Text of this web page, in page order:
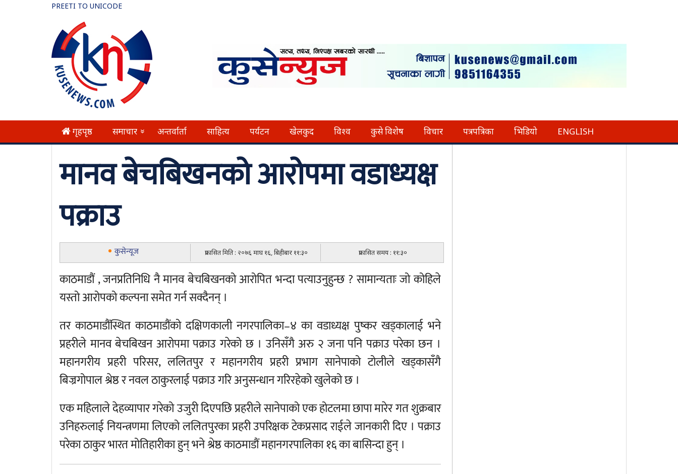
PREETI TO UNICODE
गृहपृष्ठ समाचार » अन्तर्वार्ता साहित्य पर्यटन खेलकुद विश्व कुसे विशेष विचार पत्रपत्रिका भिडियो ENGLISH
मानव बेचबिखनको आरोपमा वडाध्यक्ष
पक्राउ
कुसेन्यूज प्रकासित मिति : २०७६ माघ १६, बिहीबार ११:३० प्रकासित समय : ११:३०
काठमाडौं , जनप्रतिनिधि नै मानव बेचबिखनको आरोपित भन्दा पत्याउनुहुन्छ ? सामान्यताः जो कोहिले
यस्तो आरोपको कल्पना समेत गर्न सक्दैनन् ।
तर काठमाडौंस्थित काठमाडौंको दक्षिणकाली नगरपालिका–४ का वडाध्यक्ष पुष्कर खड्कालाई भने
प्रहरीले मानव बेचबिखन आरोपमा पक्राउ गरेको छ । उनिसँगै अरु २ जना पनि पक्राउ परेका छन ।
महानगरीय प्रहरी परिसर, ललितपुर र महानगरीय प्रहरी प्रभाग सानेपाको टोलीले खड्कासँगै
बिज्रगोपाल श्रेष्ठ र नवल ठाकुरलाई पक्राउ गरि अनुसन्धान गरिरहेको खुलेको छ ।
एक महिलाले देहव्यापार गरेको उजुरी दिएपछि प्रहरीले सानेपाको एक होटलमा छापा मारेर गत शुक्रबार
उनिहरुलाई नियन्त्रणमा लिएको ललितपुरका प्रहरी उपरिक्षक टेकप्रसाद राईले जानकारी दिए । पक्राउ
परेका ठाकुर भारत मोतिहारीका हुन् भने श्रेष्ठ काठमाडौं महानगरपालिका १६ का बासिन्दा हुन् ।